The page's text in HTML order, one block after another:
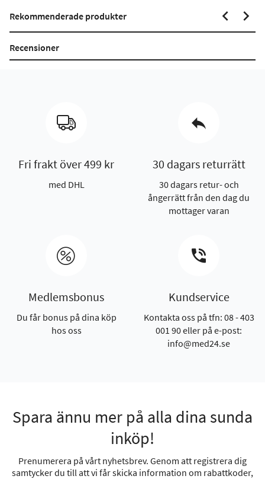
Rekommenderade produkter
Recensioner
Fri frakt över 499 kr
med DHL
30 dagars returrätt
30 dagars retur- och
ångerrätt från den dag du
mottager varan
Medlemsbonus
Du får bonus på dina köp
hos oss
Kundservice
Kontakta oss på tfn: 08 - 403
001 90 eller på e-post:
info@med24.se
Spara ännu mer på alla dina sunda
inköp!
Prenumerera på vårt nyhetsbrev. Genom att registrera dig
samtycker du till att vi får skicka information om rabattkoder,